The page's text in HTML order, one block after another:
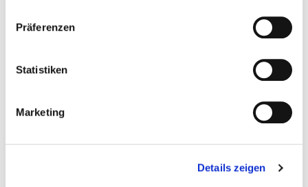
Präferenzen
Statistiken
Marketing
Details zeigen